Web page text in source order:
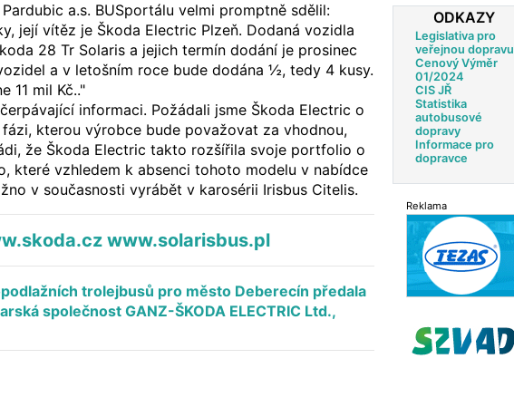
a.s. BUSportálu velmi promptně sdělil:
její vítěz je Škoda Electric Plzeň. Dodaná vozidla
28 Tr Solaris a jejich termín dodání je prosinec
a v letošním roce bude dodána ½, tedy 4 kusy.
11 mil Kč.."
informaci. Požádali jsme Škoda Electric o
kterou výrobce bude považovat za vhodnou,
že Škoda Electric takto rozšířila svoje portfolio o
které vzhledem k absenci tohoto modelu v nabídce
v současnosti vyrábět v karosérii Irisbus Citelis.
www.solarisbus.pl
trolejbusů pro město Deberecín předala
společnost GANZ-ŠKODA ELECTRIC Ltd.,
ODKAZY
Legislativa pro
veřejnou dopravu
Cenový Výměr
01/2024
CIS JŘ
Statistika
autobusové
dopravy
Informace pro
dopravce
Reklama